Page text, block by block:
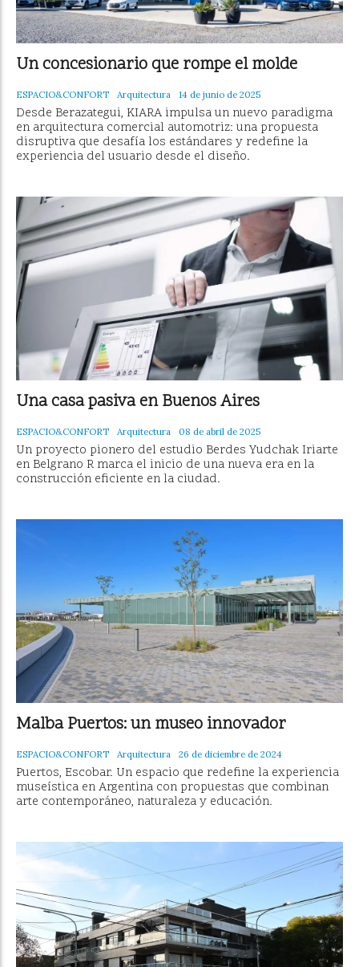
Un concesionario que rompe el molde
ESPACIO&CONFORT Arquitectura 14 de junio de 2025
Desde Berazategui, KIARA impulsa un nuevo paradigma
en arquitectura comercial automotriz: una propuesta
disruptiva que desafía los estándares y redefine la
experiencia del usuario desde el diseño.
Una casa pasiva en Buenos Aires
ESPACIO&CONFORT Arquitectura 08 de abril de 2025
Un proyecto pionero del estudio Berdes Yudchak Iriarte
en Belgrano R marca el inicio de una nueva era en la
construcción eficiente en la ciudad.
Malba Puertos: un museo innovador
ESPACIO&CONFORT Arquitectura 26 de diciembre de 2024
Puertos, Escobar. Un espacio que redefine la experiencia
museística en Argentina con propuestas que combinan
arte contemporáneo, naturaleza y educación.